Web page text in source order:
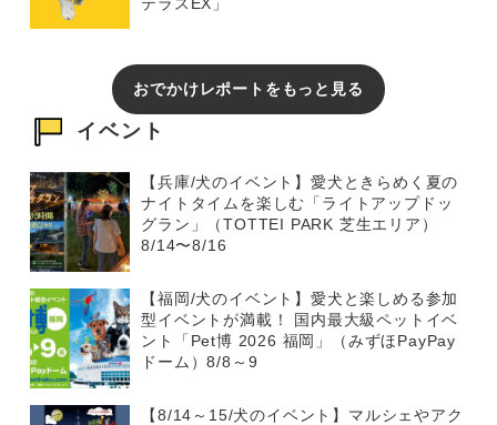
おでかけレポートをもっと見る
イベント
【兵庫/犬のイベント】愛犬ときらめく夏の
ナイトタイムを楽しむ「ライトアップドッ
グラン」（TOTTEI PARK 芝生エリア）
8/14〜8/16
【福岡/犬のイベント】愛犬と楽しめる参加
型イベントが満載！ 国内最大級ペットイベ
ント「Pet博 2026 福岡」（みずほPayPay
ドーム）8/8～9
【8/14～15/犬のイベント】マルシェやアク